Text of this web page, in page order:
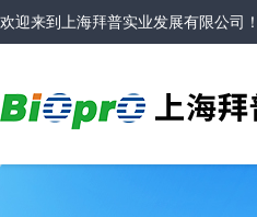
欢迎来到 上海拜普实业发展有限公司 ！